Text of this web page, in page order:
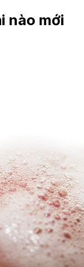
nào mới